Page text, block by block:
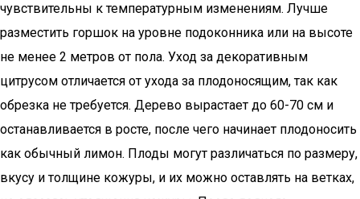
чувствительны к температурным изменениям. Лучше
разместить горшок на уровне подоконника или на высоте
не менее 2 метров от пола. Уход за декоративным
цитрусом отличается от ухода за плодоносящим, так как
обрезка не требуется. Дерево вырастает до 60-70 см и
останавливается в росте, после чего начинает плодоносить
как обычный лимон. Плоды могут различаться по размеру,
вкусу и толщине кожуры, и их можно оставлять на ветках,